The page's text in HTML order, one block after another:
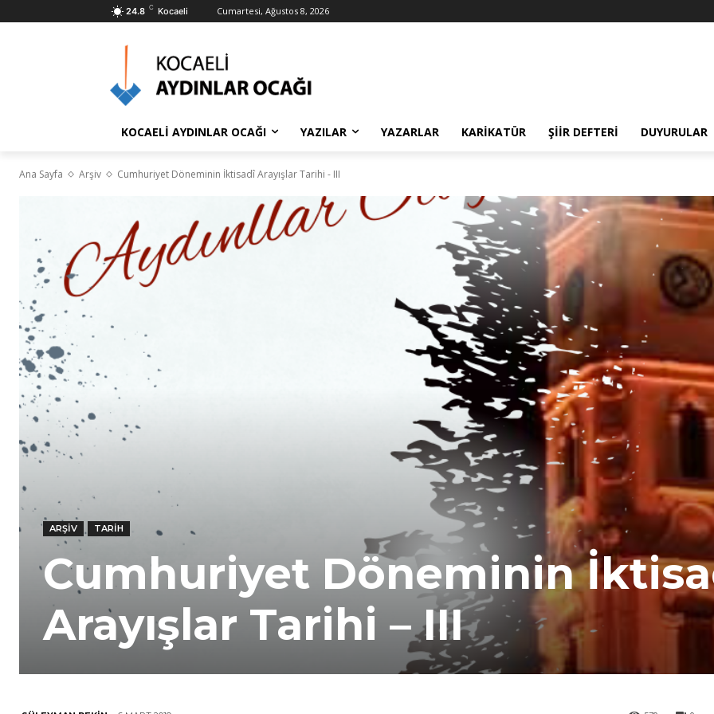
24.8 C Kocaeli Cumartesi, Ağustos 8, 2026
KOCAELİ AYDINLAR OCAĞI YAZILAR YAZARLAR KARIKATÜR ŞIIR DEFTERI DUYURULAR
Ana Sayfa Arşiv Cumhuriyet Döneminin İktisadî Arayışlar Tarihi - III
ARŞIV TARIH
Cumhuriyet Döneminin
Arayışlar Tarihi – III